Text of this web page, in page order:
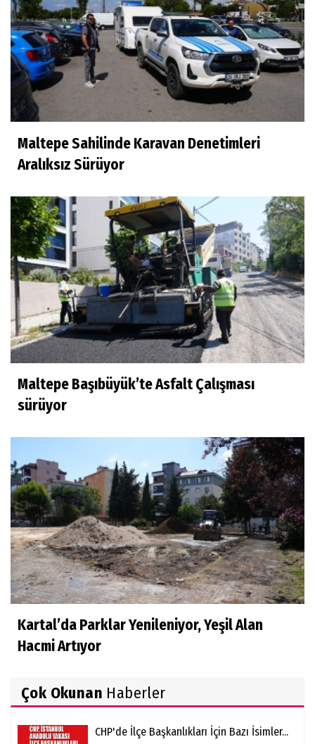
Maltepe Sahilinde Karavan Denetimleri
Aralıksız Sürüyor
Maltepe Başıbüyük’te Asfalt Çalışması
sürüyor
Kartal’da Parklar Yenileniyor, Yeşil Alan
Hacmi Artıyor
Çok Okunan Haberler
CHP'de İlçe Başkanlıkları İçin Bazı İsimler...